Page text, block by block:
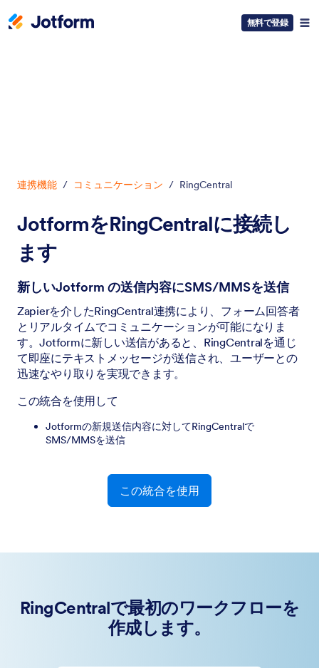
無料で登録
連携機能 / コミュニケーション / RingCentral
JotformをRingCentralに接続し
ます
新しいJotform の送信内容にSMS/MMSを送信
Zapierを介したRingCentral連携により、フォーム回答者
とリアルタイムでコミュニケーションが可能になりま
す。Jotformに新しい送信があると、RingCentralを通じ
て即座にテキストメッセージが送信され、ユーザーとの
迅速なやり取りを実現できます。
この統合を使用して
Jotformの新規送信内容に対してRingCentralで
SMS/MMSを送信
この統合を使用
RingCentralで最初のワークフローを
作成します。